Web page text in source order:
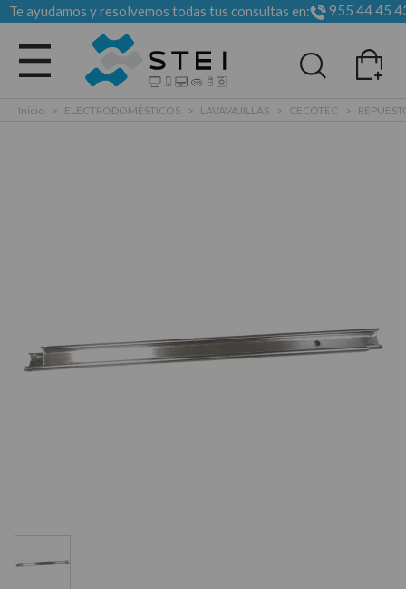
Te ayudamos y resolvemos todas tus consultas en: 955 44 45
Todas las categorias
Inicio > ELECTRODOMÉSTICOS > LAVAVAJILLAS > CECOTEC >